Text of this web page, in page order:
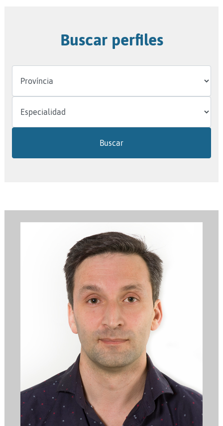
Buscar perfiles
Buscar